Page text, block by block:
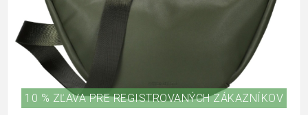
10 % ZĽAVA PRE REGISTROVANÝCH ZÁKAZNÍKOV